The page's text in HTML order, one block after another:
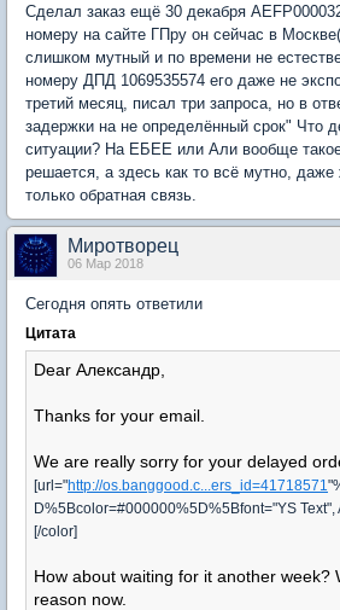
Сделал заказ ещё 30 декабря
номеру на сайте ГПру он сейчас в
слишком мутный и по времени не
номеру ДПД 1069535574 его даже не
третий месяц, писал три запроса, но в
задержки на не определённый срок" Что
ситуации? На ЕБЕЕ или Али вообще
решается, а здесь как то всё мутно,
только обратная связь.
Миротворец
06 Мар 2018
Сегодня опять ответили
Цитата
Dear Александр,
Thanks for your email.
We are really sorry for your delayed
[url="http://os.banggood.c...ers_id=41718571
D%5Bcolor=#000000%5D%5Bfont="YS Text",
[/color]
How about waiting for it another week?
reason now.